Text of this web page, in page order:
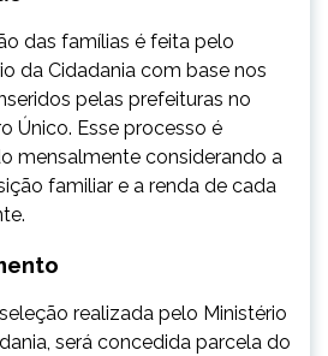
das famílias é feita pelo
da Cidadania com base nos
pelas prefeituras no
Único. Esse processo é
mensalmente considerando a
familiar e a renda de cada
realizada pelo Ministério
será concedida parcela do